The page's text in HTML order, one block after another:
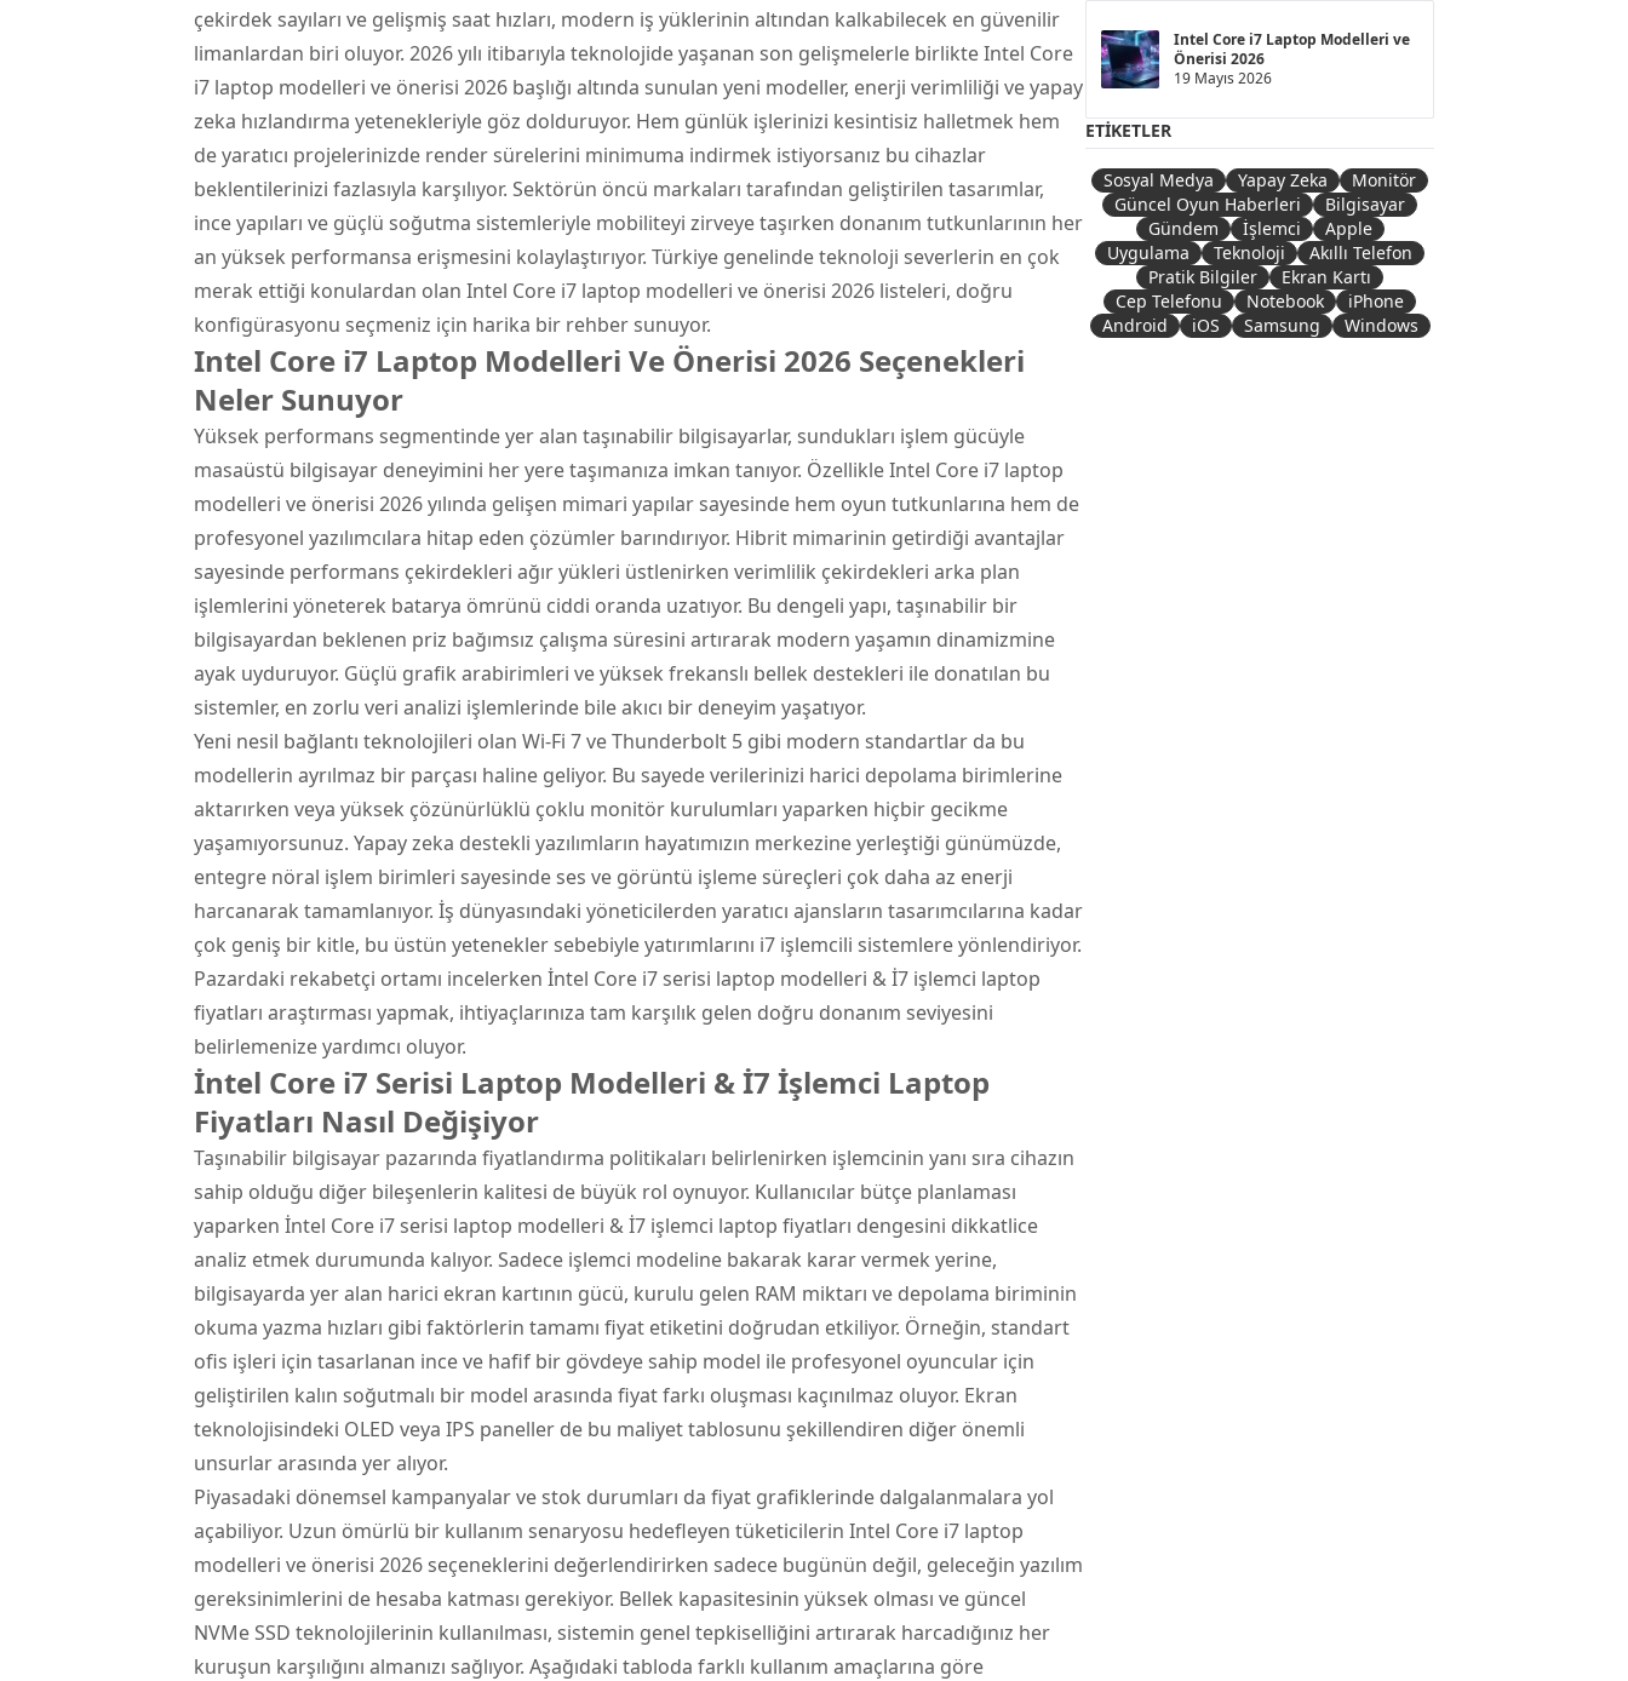
çekirdek sayıları ve gelişmiş saat hızları, modern iş yüklerinin altından kalkabilecek en güvenilir
limanlardan biri oluyor. 2026 yılı itibarıyla teknolojide yaşanan son gelişmelerle birlikte Intel Core
i7 laptop modelleri ve önerisi 2026 başlığı altında sunulan yeni modeller, enerji verimliliği ve yapay
zeka hızlandırma yetenekleriyle göz dolduruyor. Hem günlük işlerinizi kesintisiz halletmek hem
de yaratıcı projelerinizde render sürelerini minimuma indirmek istiyorsanız bu cihazlar
beklentilerinizi fazlasıyla karşılıyor. Sektörün öncü markaları tarafından geliştirilen tasarımlar,
ince yapıları ve güçlü soğutma sistemleriyle mobiliteyi zirveye taşırken donanım tutkunlarının her
an yüksek performansa erişmesini kolaylaştırıyor. Türkiye genelinde teknoloji severlerin en çok
merak ettiği konulardan olan Intel Core i7 laptop modelleri ve önerisi 2026 listeleri, doğru
konfigürasyonu seçmeniz için harika bir rehber sunuyor.
Intel Core i7 Laptop Modelleri Ve Önerisi 2026 Seçenekleri
Neler Sunuyor
Yüksek performans segmentinde yer alan taşınabilir bilgisayarlar, sundukları işlem gücüyle
masaüstü bilgisayar deneyimini her yere taşımanıza imkan tanıyor. Özellikle Intel Core i7 laptop
modelleri ve önerisi 2026 yılında gelişen mimari yapılar sayesinde hem oyun tutkunlarına hem de
profesyonel yazılımcılara hitap eden çözümler barındırıyor. Hibrit mimarinin getirdiği avantajlar
sayesinde performans çekirdekleri ağır yükleri üstlenirken verimlilik çekirdekleri arka plan
işlemlerini yöneterek batarya ömrünü ciddi oranda uzatıyor. Bu dengeli yapı, taşınabilir bir
bilgisayardan beklenen priz bağımsız çalışma süresini artırarak modern yaşamın dinamizmine
ayak uyduruyor. Güçlü grafik arabirimleri ve yüksek frekanslı bellek destekleri ile donatılan bu
sistemler, en zorlu veri analizi işlemlerinde bile akıcı bir deneyim yaşatıyor.
Yeni nesil bağlantı teknolojileri olan Wi-Fi 7 ve Thunderbolt 5 gibi modern standartlar da bu
modellerin ayrılmaz bir parçası haline geliyor. Bu sayede verilerinizi harici depolama birimlerine
aktarırken veya yüksek çözünürlüklü çoklu monitör kurulumları yaparken hiçbir gecikme
yaşamıyorsunuz. Yapay zeka destekli yazılımların hayatımızın merkezine yerleştiği günümüzde,
entegre nöral işlem birimleri sayesinde ses ve görüntü işleme süreçleri çok daha az enerji
harcanarak tamamlanıyor. İş dünyasındaki yöneticilerden yaratıcı ajansların tasarımcılarına kadar
çok geniş bir kitle, bu üstün yetenekler sebebiyle yatırımlarını i7 işlemcili sistemlere yönlendiriyor.
Pazardaki rekabetçi ortamı incelerken İntel Core i7 serisi laptop modelleri & İ7 işlemci laptop
fiyatları araştırması yapmak, ihtiyaçlarınıza tam karşılık gelen doğru donanım seviyesini
belirlemenize yardımcı oluyor.
İntel Core i7 Serisi Laptop Modelleri & İ7 İşlemci Laptop
Fiyatları Nasıl Değişiyor
Taşınabilir bilgisayar pazarında fiyatlandırma politikaları belirlenirken işlemcinin yanı sıra cihazın
sahip olduğu diğer bileşenlerin kalitesi de büyük rol oynuyor. Kullanıcılar bütçe planlaması
yaparken İntel Core i7 serisi laptop modelleri & İ7 işlemci laptop fiyatları dengesini dikkatlice
analiz etmek durumunda kalıyor. Sadece işlemci modeline bakarak karar vermek yerine,
bilgisayarda yer alan harici ekran kartının gücü, kurulu gelen RAM miktarı ve depolama biriminin
okuma yazma hızları gibi faktörlerin tamamı fiyat etiketini doğrudan etkiliyor. Örneğin, standart
ofis işleri için tasarlanan ince ve hafif bir gövdeye sahip model ile profesyonel oyuncular için
geliştirilen kalın soğutmalı bir model arasında fiyat farkı oluşması kaçınılmaz oluyor. Ekran
teknolojisindeki OLED veya IPS paneller de bu maliyet tablosunu şekillendiren diğer önemli
unsurlar arasında yer alıyor.
Piyasadaki dönemsel kampanyalar ve stok durumları da fiyat grafiklerinde dalgalanmalara yol
açabiliyor. Uzun ömürlü bir kullanım senaryosu hedefleyen tüketicilerin Intel Core i7 laptop
modelleri ve önerisi 2026 seçeneklerini değerlendirirken sadece bugünün değil, geleceğin yazılım
gereksinimlerini de hesaba katması gerekiyor. Bellek kapasitesinin yüksek olması ve güncel
NVMe SSD teknolojilerinin kullanılması, sistemin genel tepkiselliğini artırarak harcadığınız her
kuruşun karşılığını almanızı sağlıyor. Aşağıdaki tabloda farklı kullanım amaçlarına göre
Intel Core i7 Laptop Modelleri ve
Önerisi 2026
19 Mayıs 2026
ETIKETLER
Sosyal Medya Yapay Zeka
Monitör
Güncel Oyun Haberleri
Bilgisayar
Gündem
İşlemci
Apple
Uygulama
Teknoloji
Akıllı Telefon
Pratik Bilgiler
Ekran Kartı
Cep Telefonu
Notebook
iPhone
Android
iOS Samsung Windows